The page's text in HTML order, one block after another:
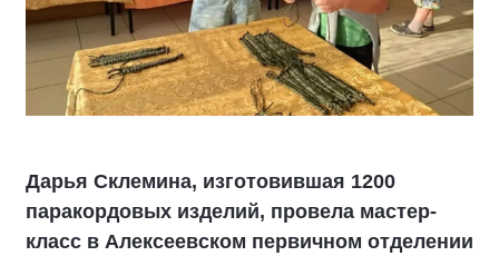
Дарья Склемина, изготовившая 1200
паракордовых изделий, провела мастер-
класс в Алексеевском первичном отделении